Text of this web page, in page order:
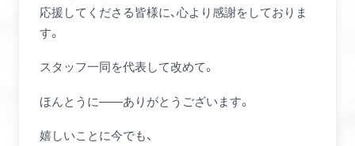
応援してくださる皆様に、心より感謝をしておりま
す。
スタッフ一同を代表して改めて。
ほんとうに――ありがとうございます。
嬉しいことに今でも、